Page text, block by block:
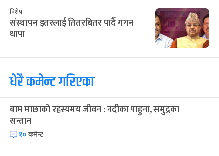
विशेष
संस्थापन इतरलाई तितरबितर पार्दै गगन
थापा
धेरै कमेन्ट गरिएका
बाम माछाको रहस्यमय जीवन : नदीका पाहुना, समुद्रका
सन्तान
१०कमेन्ट